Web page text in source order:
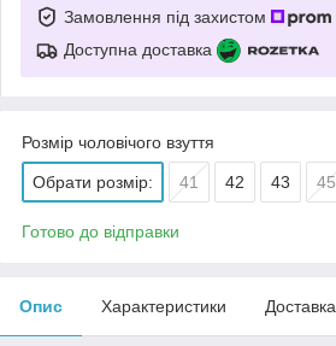
Замовлення під захистом
Доступна доставка
Розмір чоловічого взуття
Обрати розмір: 41 42 43 45
Готово до відправки
Опис Характеристики Доставка